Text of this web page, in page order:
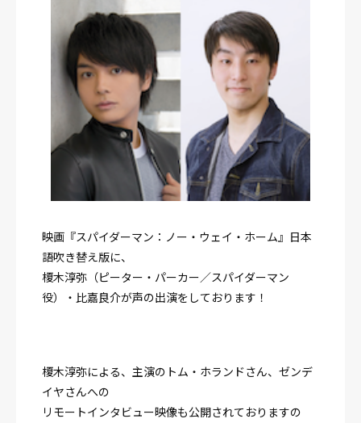
映画『スパイダーマン：ノー・ウェイ・ホーム』日本
語吹き替え版に、
榎木淳弥（ピーター・パーカー／スパイダーマン
役）・比嘉良介が声の出演をしております！
榎木淳弥による、主演のトム・ホランドさん、ゼンデ
イヤさんへの
リモートインタビュー映像も公開されておりますの